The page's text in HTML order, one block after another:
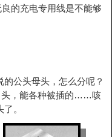
的充电专用线是不能够
公头母头，怎么分呢？
，能各种被插的……咳
。